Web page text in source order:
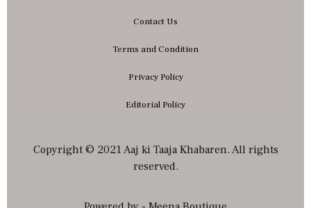
Contact Us
Terms and Condition
Privacy Policy
Editorial Policy
Copyright © 2021 Aaj ki Taaja Khabaren. All rights
reserved.